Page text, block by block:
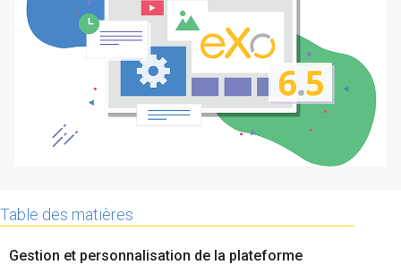
No code
Intégrations
Architecture
Sécurité
Offre Enterprise
Offre Professionnelle
A propos d’eXo
Centre de ressources
Table des matières
Gestion et personnalisation de la plateforme